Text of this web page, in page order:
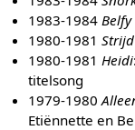
1983-1984
1980-1981
1980-1981 Heidi
titelsong
1979-1980
Etiënnette en